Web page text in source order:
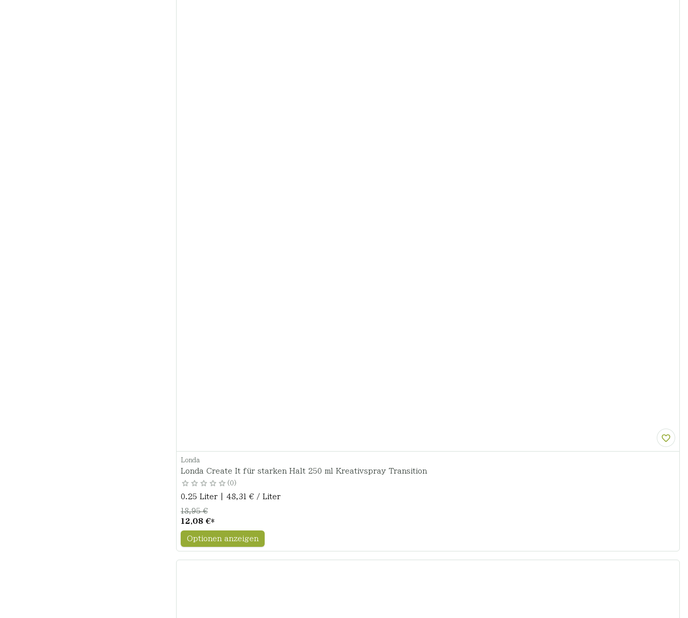
Londa
Londa Create It für starken Halt 250 ml Kreativspray Transition
0
0.25 Liter | 48,31 € / Liter
12,08 €*
18,95 €
Optionen anzeigen